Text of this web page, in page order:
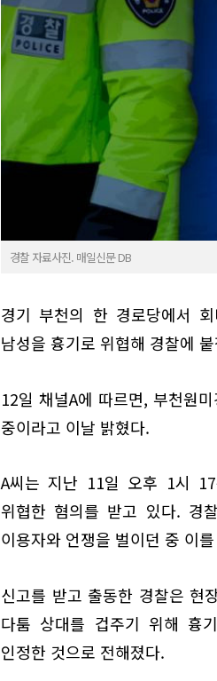
경찰 자료사진. 매일신문 DB
경기 부천의 한 경로당에서
남성을 흉기로 위협해 경찰에
12일 채널A에 따르면, 부천원
중이라고 이날 밝혔다.
A씨는 지난 11일 오후 1시
위협한 혐의를 받고 있다. 경
이용자와 언쟁을 벌이던 중 이
신고를 받고 출동한 경찰은 현
다툼 상대를 겁주기 위해 흉
인정한 것으로 전해졌다.